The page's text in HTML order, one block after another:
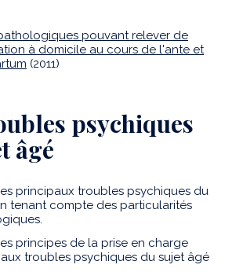
pouvant relever de
à domicile au cours de l'ante et
(2011)
psychiques
âgé
principaux troubles psychiques du
tenant compte des particularités
principes de la prise en charge
troubles psychiques du sujet âgé